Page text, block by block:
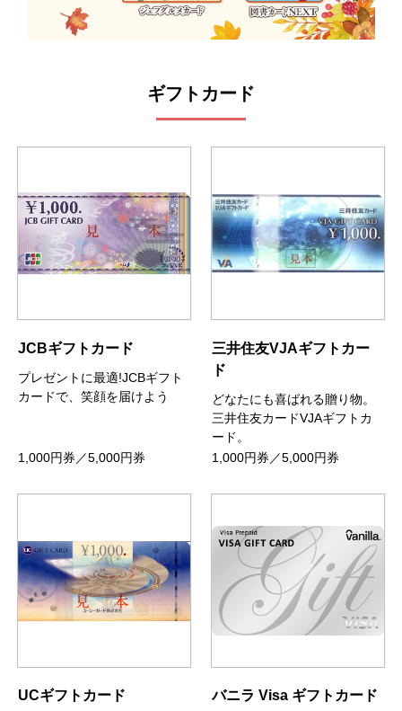
ギフトカード
JCBギフトカード
プレゼントに最適!JCBギフト
カードで、笑顔を届けよう
1,000円券／5,000円券
三井住友VJAギフトカー
ド
どなたにも喜ばれる贈り物。
三井住友カードVJAギフトカ
ード。
1,000円券／5,000円券
UCギフトカード バニラ Visa ギフトカード